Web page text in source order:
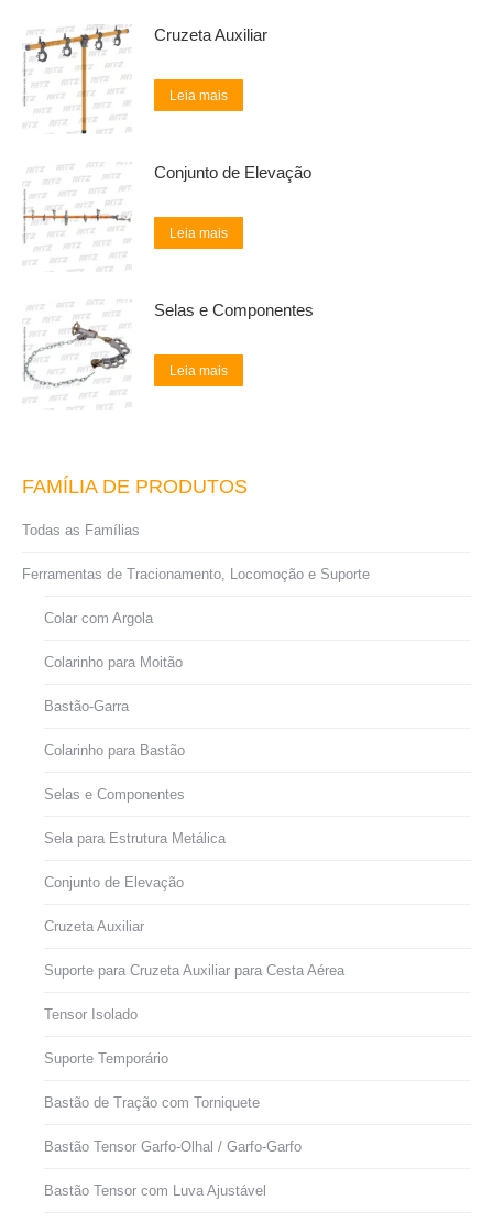
Cruzeta Auxiliar
Leia mais
Conjunto de Elevação
Leia mais
Selas e Componentes
Leia mais
FAMÍLIA DE PRODUTOS
Todas as Famílias
Ferramentas de Tracionamento, Locomoção e Suporte
Colar com Argola
Colarinho para Moitão
Bastão-Garra
Colarinho para Bastão
Selas e Componentes
Sela para Estrutura Metálica
Conjunto de Elevação
Cruzeta Auxiliar
Suporte para Cruzeta Auxiliar para Cesta Aérea
Tensor Isolado
Suporte Temporário
Bastão de Tração com Torniquete
Bastão Tensor Garfo-Olhal / Garfo-Garfo
Bastão Tensor com Luva Ajustável